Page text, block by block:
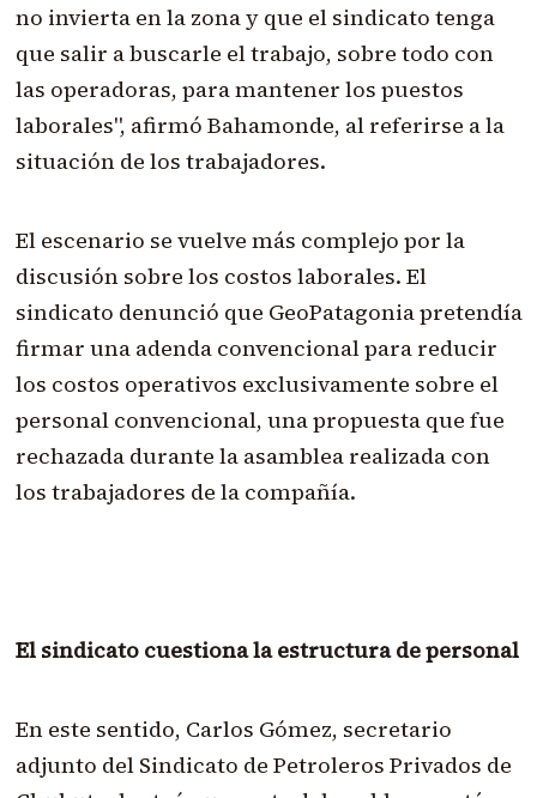
no invierta en la zona y que el sindicato tenga
que salir a buscarle el trabajo, sobre todo con
las operadoras, para mantener los puestos
laborales", afirmó Bahamonde, al referirse a la
situación de los trabajadores.
El escenario se vuelve más complejo por la
discusión sobre los costos laborales. El
sindicato denunció que GeoPatagonia pretendía
firmar una adenda convencional para reducir
los costos operativos exclusivamente sobre el
personal convencional, una propuesta que fue
rechazada durante la asamblea realizada con
los trabajadores de la compañía.
El sindicato cuestiona la estructura de personal
En este sentido, Carlos Gómez, secretario
adjunto del Sindicato de Petroleros Privados de